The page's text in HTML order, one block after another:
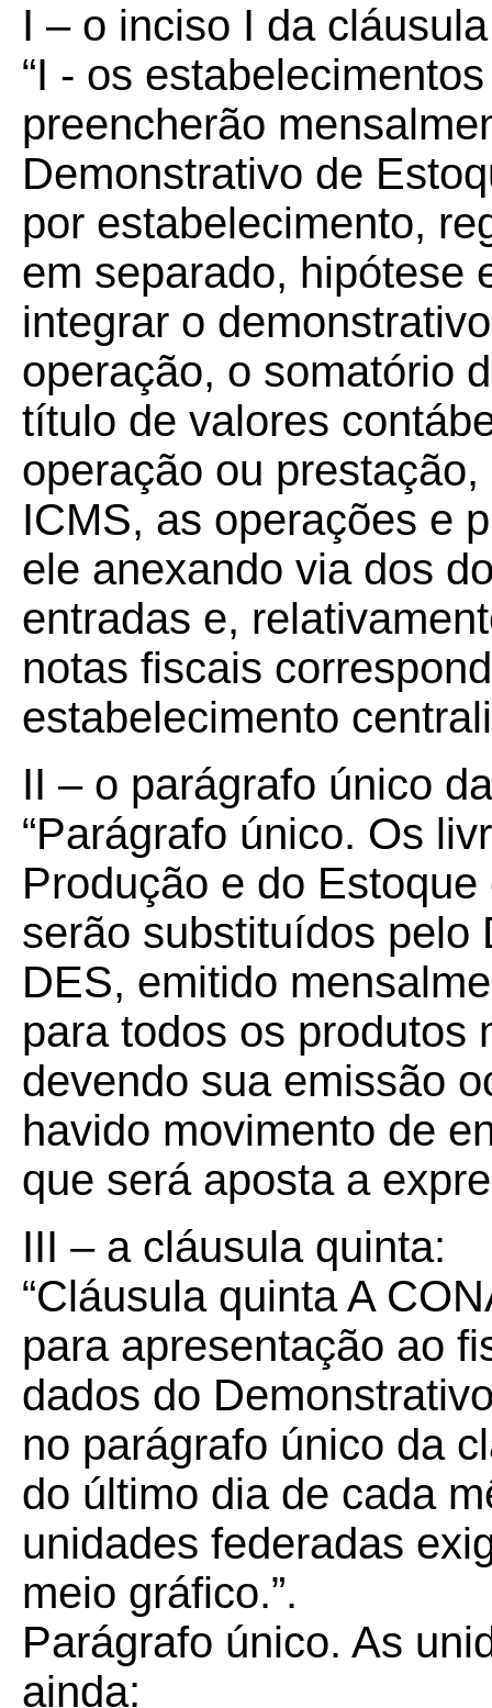
I – o inciso I da
“I - os
preencherão
Demonstrativo de
por estabelecimento,
em separado, hipótese
integrar o
operação, o somatório
título de valores
operação ou
ICMS, as operações e
ele anexando via dos
entradas e,
notas fiscais
estabelecimento
II – o parágrafo único
“Parágrafo único. Os
Produção e do
serão substituídos pelo
DES, emitido
para todos os produtos
devendo sua emissão
havido movimento de
que será aposta a
III – a cláusula quinta:
“Cláusula quinta A
para apresentação ao
dados do
no parágrafo único da
do último dia de cada
unidades federadas
meio gráfico.”.
Parágrafo único. As
ainda: